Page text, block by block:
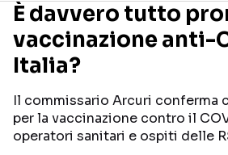
Seguici sui
È davvero tutto
vaccinazione anti-
Italia?
Il commissario Arcuri conferma
per la vaccinazione contro il
operatori sanitari e ospiti delle